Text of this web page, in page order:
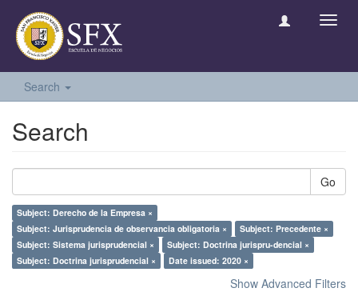
Search
Search
Go
Subject: Derecho de la Empresa ×
Subject: Jurisprudencia de observancia obligatoria ×
Subject: Precedente ×
Subject: Sistema jurisprudencial ×
Subject: Doctrina jurispru-dencial ×
Subject: Doctrina jurisprudencial ×
Date issued: 2020 ×
Show Advanced Filters